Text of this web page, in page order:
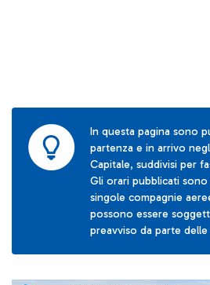
In questa pagina sono
partenza e in arrivo
Capitale, suddivisi per
Gli orari pubblicati
singole compagnie
possono essere
preavviso da parte delle